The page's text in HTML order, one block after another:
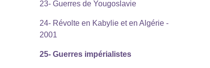
23- Guerres de Yougoslavie
24- Révolte en Kabylie et en Algérie -
2001
25- Guerres impérialistes